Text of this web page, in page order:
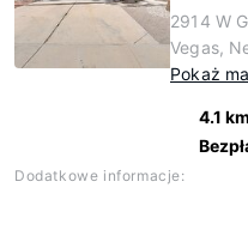
2914 W
Vegas,
Pokaż
4.1 km
Dodatkowe informacje: